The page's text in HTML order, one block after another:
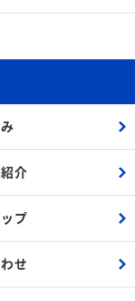
介
プ
せ